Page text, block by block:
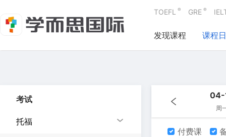
TOEFL ® GRE ®
发现课程 课程
考试
托福
04-
周
付费课